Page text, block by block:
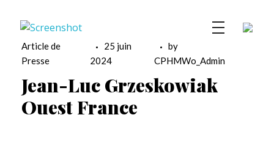
Centre Henri-Magron
Jean-Luc Grzeskowiak
Ouest France
25 juin
2024
by
CPHMWo_Admin
Article de
Presse